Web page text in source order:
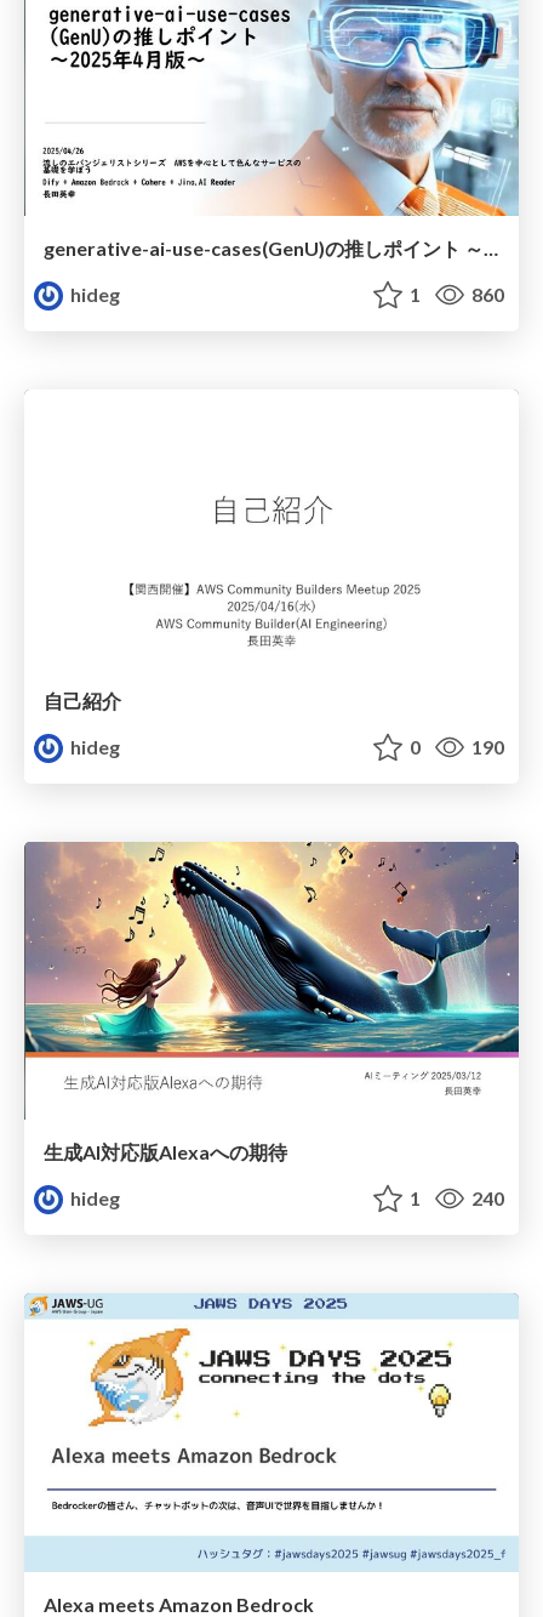
generative-ai-use-cases(GenU)の推しポイント ～2025年4月版～
hideg
1 860
自己紹介
hideg
0 190
生成AI対応版Alexaへの期待
hideg
1 240
Alexa meets Amazon Bedrock